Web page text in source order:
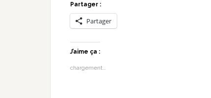
Partager :
Partager
J’aime ça :
chargement…